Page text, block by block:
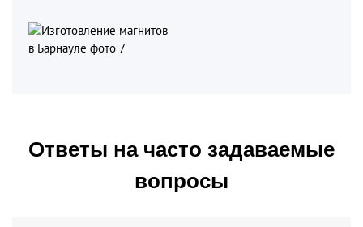
Ответы на часто задаваемые
вопросы